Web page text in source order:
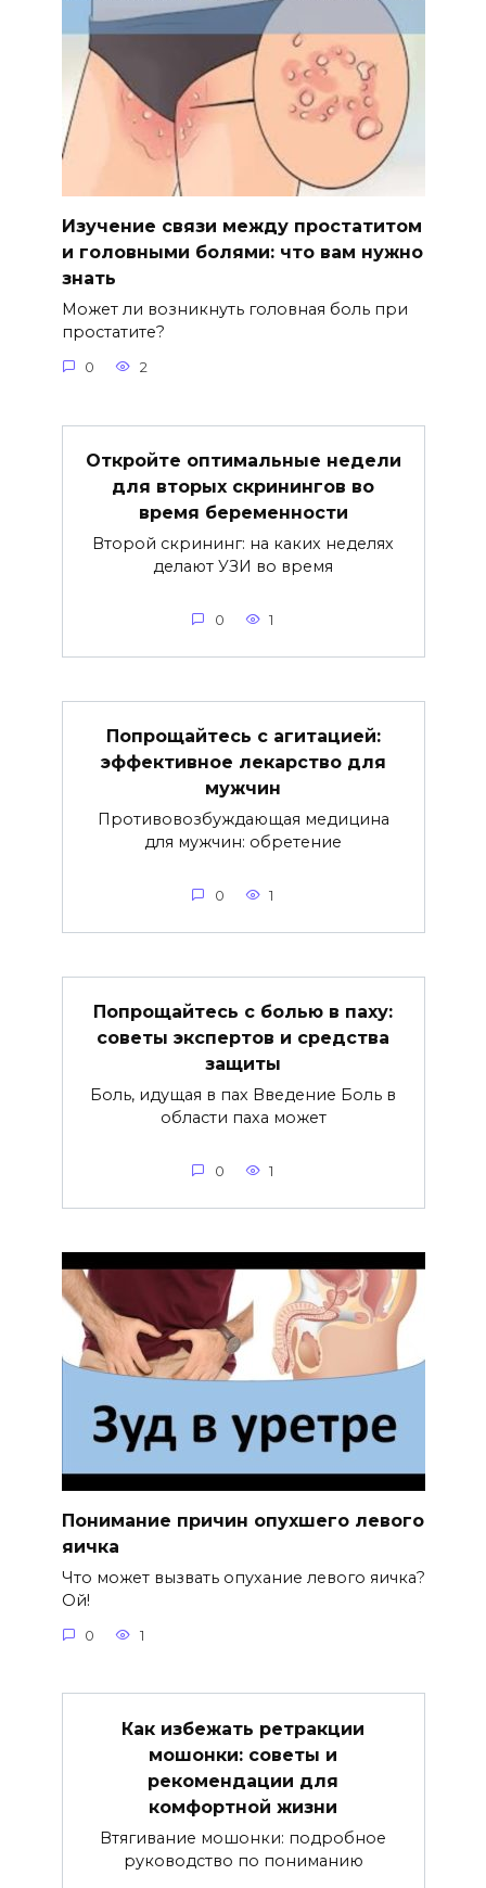
Изучение связи между простатитом
и головными болями: что вам нужно
знать
Может ли возникнуть головная боль при
простатите?
0 2
Откройте оптимальные недели
для вторых скринингов во
время беременности
Второй скрининг: на каких неделях
делают УЗИ во время
0 1
Попрощайтесь с агитацией:
эффективное лекарство для
мужчин
Противовозбуждающая медицина
для мужчин: обретение
0 1
Попрощайтесь с болью в паху:
советы экспертов и средства
защиты
Боль, идущая в пах Введение Боль в
области паха может
0 1
Понимание причин опухшего левого
яичка
Что может вызвать опухание левого яичка?
Ой!
0 1
Как избежать ретракции
мошонки: советы и
рекомендации для
комфортной жизни
Втягивание мошонки: подробное
руководство по пониманию